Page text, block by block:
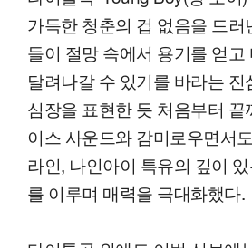
가득한 청춘의 겁 없음을 드러
들이 절망 속에서 용기를 얻고
달려나갈 수 있기를 바라는
심장을 표현한 듯 처음부터 끝
이스 사운드와 감미로우면서
라인, 나인아이 특유의 깊이
를 이루며 매력을 극대화했다.